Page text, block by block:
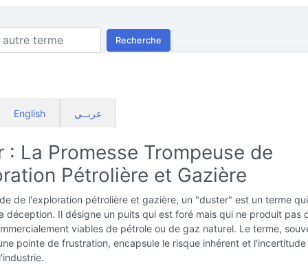
Recherche
English عربــي
: La Promesse Trompeuse de
Pétrolière et Gazière
de l'exploration pétrolière et gazière, un "duster" est un terme
déception. Il désigne un puits qui est foré mais qui ne produit pas
viables de pétrole ou de gaz naturel. Le terme,
pointe de frustration, encapsule le risque inhérent et